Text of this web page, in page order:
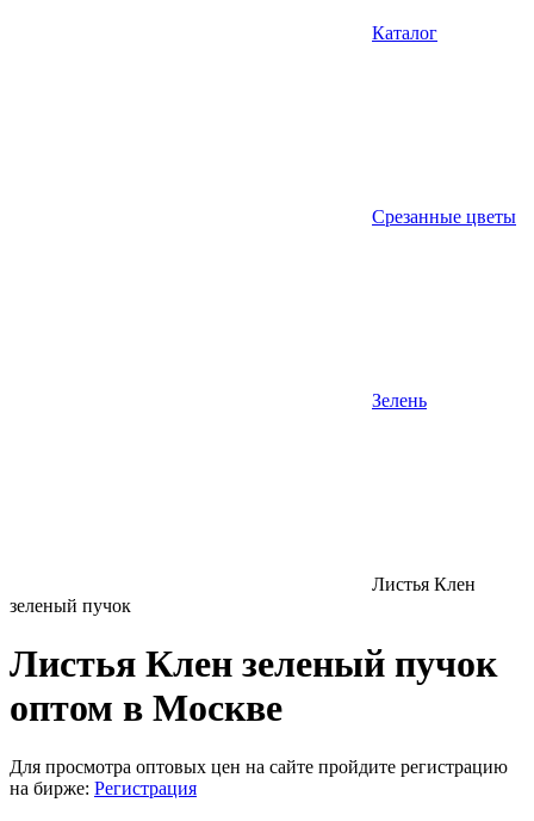
Каталог
Срезанные цветы
Зелень
Листья Клен
зеленый пучок
Листья Клен зеленый пучок
оптом в Москве
Для просмотра оптовых цен на сайте пройдите регистрацию
на бирже: Регистрация